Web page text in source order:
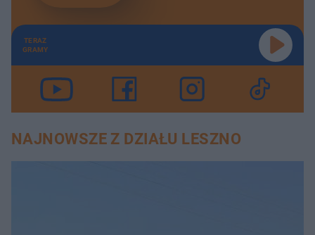
TERAZ
GRAMY
NAJNOWSZE Z DZIAŁU LESZNO